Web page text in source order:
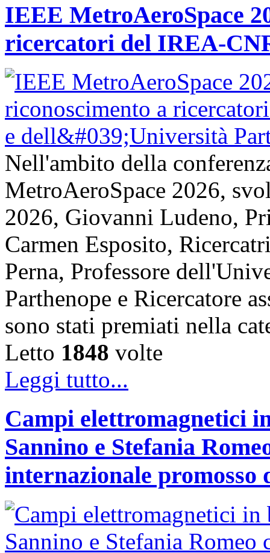
IEEE MetroAeroSpace
ricercatori del IREA-
Nell'ambito della
MetroAeroSpace 2026,
2026, Giovanni Ludeno,
Carmen Esposito,
Perna, Professore
Parthenope e Ricercatore
sono stati premiati nella
Letto 1848 volte
Leggi tutto...
Campi elettromagnetici
Sannino e Stefania
internazionale promosso